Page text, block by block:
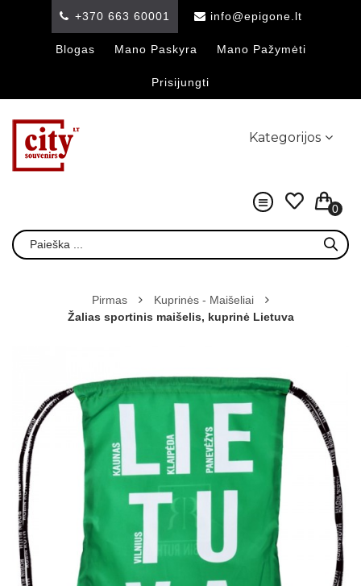
+370 663 60001 info@epigone.lt
Blogas Mano Paskyra Mano Pažymėti
Prisijungti
Kategorijos
0
Pirmas
Kuprinės - Maišeliai
Žalias sportinis maišelis, kuprinė Lietuva